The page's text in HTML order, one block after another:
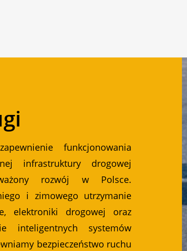
funkcjonowania
infrastruktury drogowej
rozwój w Polsce.
i zimowego utrzymanie
elektroniki drogowej oraz
inteligentnych systemów
bezpieczeństwo ruchu